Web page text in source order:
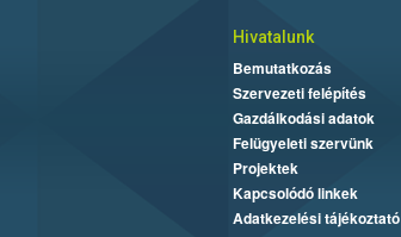
Hivatalunk
Bemutatkozás
Szervezeti felépítés
Gazdálkodási adatok
Felügyeleti szervünk
Projektek
Kapcsolódó linkek
Adatkezelési tájékoztató